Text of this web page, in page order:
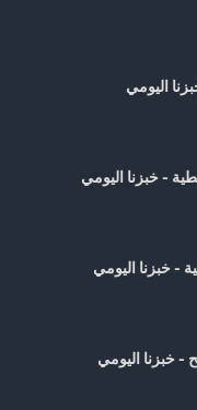
اليومي
- خبزنا اليومي
- خبزنا اليومي
- خبزنا اليومي